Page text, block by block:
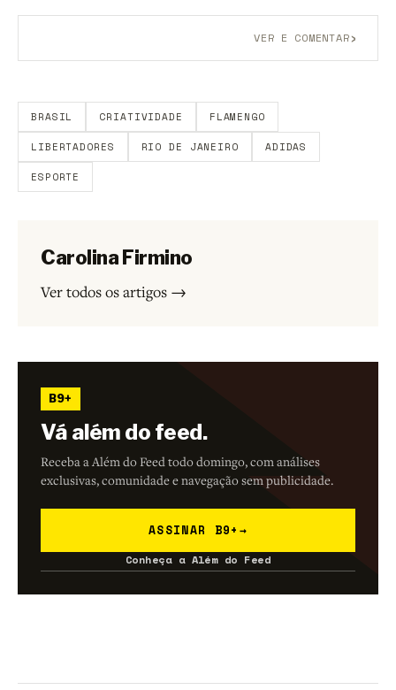
VER E COMENTAR›
BRASIL CRIATIVIDADE FLAMENGO
LIBERTADORES RIO DE JANEIRO ADIDAS
ESPORTE
Carolina Firmino
Ver todos os artigos →
B9+
Vá além do feed.
Receba a Além do Feed todo domingo, com análises
exclusivas, comunidade e navegação sem publicidade.
ASSINAR B9+ →
Conheça a Além do Feed